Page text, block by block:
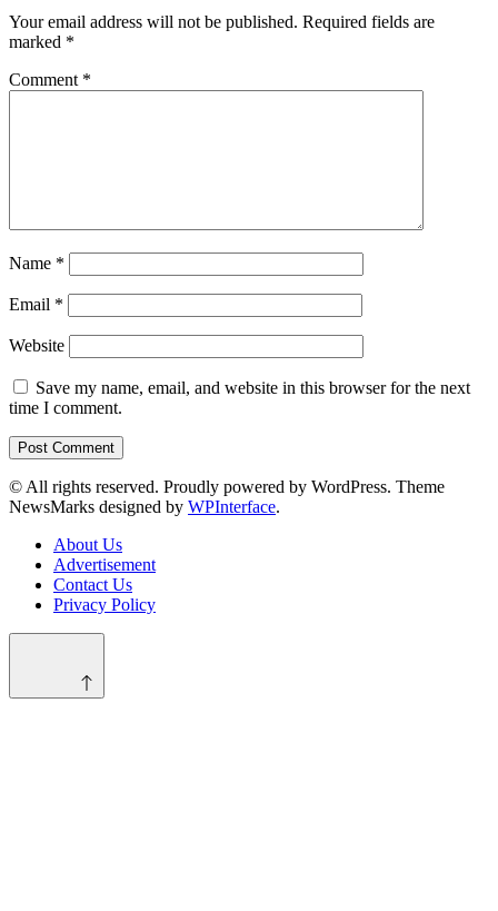
Your email address will not be published. Required fields are
marked *
Comment *
Name *
Email *
Website
Save my name, email, and website in this browser for the next
time I comment.
© All rights reserved. Proudly powered by WordPress. Theme
NewsMarks designed by WPInterface.
About Us
Advertisement
Contact Us
Privacy Policy